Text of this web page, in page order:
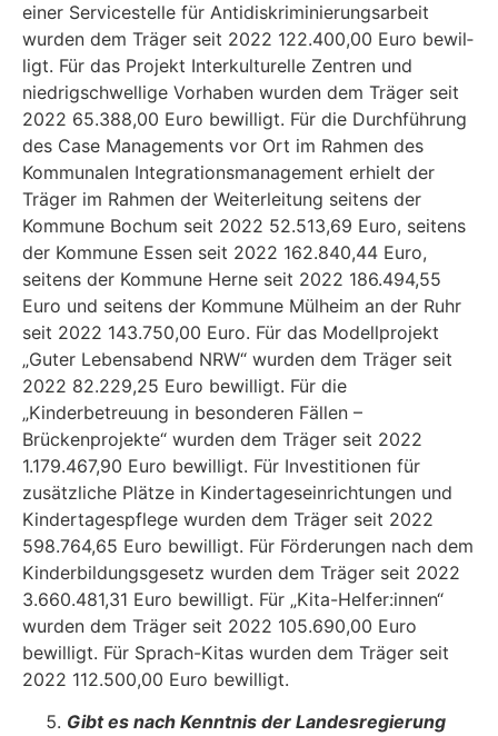
einer Ser­vicestelle für Antidiskriminierungsarbeit
wurden dem Träger seit 2022 122.400,00 Euro bewil­
ligt. Für das Projekt Interkulturelle Zentren und
niedrigschwellige Vorhaben wurden dem Trä­ger seit
2022 65.388,00 Euro bewilligt. Für die Durchführung
des Case Managements vor Ort im Rahmen des
Kommunalen Integrationsmanagement erhielt der
Träger im Rahmen der Wei­terleitung seitens der
Kommune Bochum seit 2022 52.513,69 Euro, seitens
der Kommune Essen seit 2022 162.840,44 Euro,
seitens der Kommune Herne seit 2022 186.494,55
Euro und seitens der Kommune Mülheim an der Ruhr
seit 2022 143.750,00 Euro. Für das Modell­projekt
„Guter Lebensabend NRW“ wurden dem Träger seit
2022 82.229,25 Euro bewilligt. Für die
„Kinderbetreuung in besonderen Fällen –
Brückenprojekte“ wurden dem Träger seit 2022
1.179.467,90 Euro bewilligt. Für Investitionen für
zusätzliche Plätze in Kindertageseinrichtun­gen und
Kindertagespflege wurden dem Träger seit 2022
598.764,65 Euro bewilligt. Für För­derungen nach dem
Kinderbildungsgesetz wurden dem Träger seit 2022
3.660.481,31 Euro bewilligt. Für „Kita-Helfer:innen“
wurden dem Träger seit 2022 105.690,00 Euro
bewilligt. Für Sprach-Kitas wurden dem Träger seit
2022 112.500,00 Euro bewilligt.
Gibt es nach Kenntnis der Landesregierung